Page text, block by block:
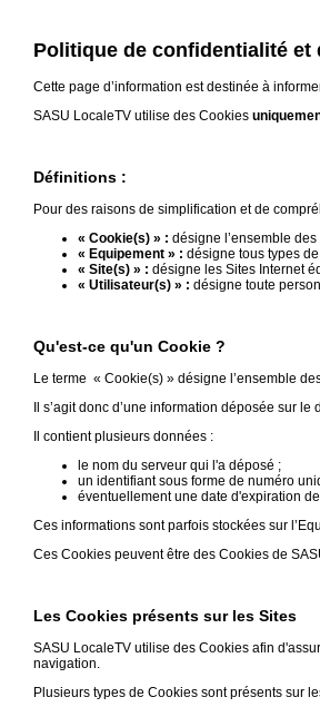
Gazette
Blogs
Prémium
annuaire
Politique de confidentialité et
Cette page d’information est destinée à
SASU LocaleTV utilise des Cookies
Définitions :
Pour des raisons de simplification et de
« Cookie(s) » : désigne l’ensemble
« Equipement » : désigne tous types
« Site(s) » : désigne les Sites Internet
« Utilisateur(s) » : désigne toute
Qu'est-ce qu'un Cookie ?
Le terme « Cookie(s) » désigne l’ensemble
Il s’agit donc d’une information déposée sur
Il contient plusieurs données :
le nom du serveur qui l'a déposé ;
un identifiant sous forme de numéro
éventuellement une date d'expiration
Ces informations sont parfois stockées sur
Ces Cookies peuvent être des Cookies de
Les Cookies présents sur les Sites
SASU LocaleTV utilise des Cookies afin
navigation.
Plusieurs types de Cookies sont présents sur